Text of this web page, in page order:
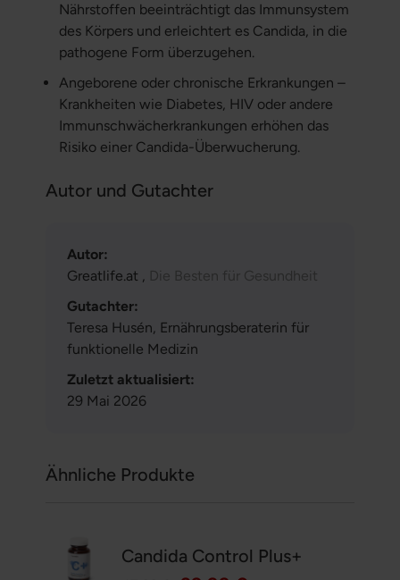
Nährstoffen beeinträchtigt das Immunsystem
des Körpers und erleichtert es Candida, in die
pathogene Form überzugehen.
Angeborene oder chronische Erkrankungen –
Krankheiten wie Diabetes, HIV oder andere
Immunschwächerkrankungen erhöhen das
Risiko einer Candida-Überwucherung.
Autor und Gutachter
Autor:
Greatlife.at , Die Besten für Gesundheit
Gutachter:
Teresa Husén, Ernährungsberaterin für
funktionelle Medizin
Zuletzt aktualisiert:
29 Mai 2026
Ähnliche Produkte
Candida Control Plus+